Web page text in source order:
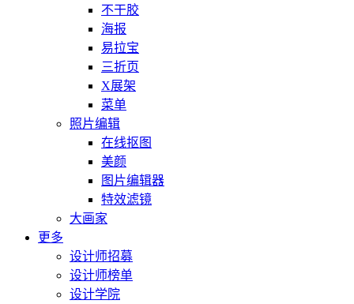
不干胶
海报
易拉宝
三折页
X展架
菜单
照片编辑
在线抠图
美颜
图片编辑器
特效滤镜
大画家
更多
设计师招募
设计师榜单
设计学院